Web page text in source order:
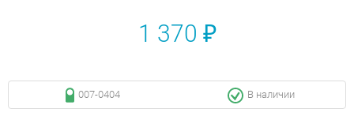
1 370 ₽
007-0404 В наличии